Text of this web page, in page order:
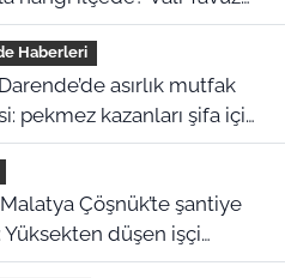
Haberleri
pekmez kazanları şifa için
Yüksekten düşen işçi